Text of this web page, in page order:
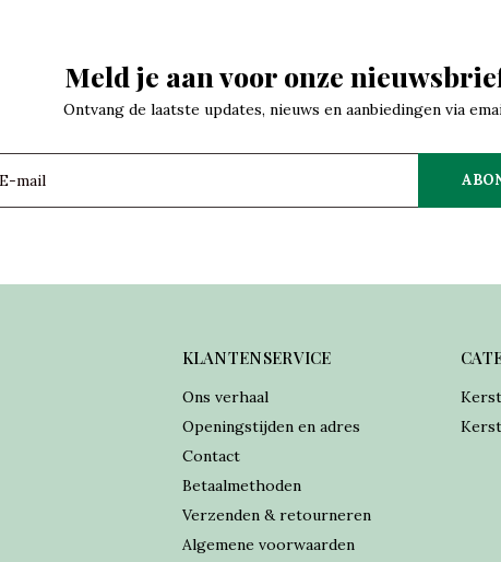
Meld je aan voor onze
Ontvang de laatste updates, nieuws en aanbiedingen via
KLANTENSERVICE
Ons verhaal
Openingstijden en adres
Contact
Betaalmethoden
Verzenden & retourneren
Algemene voorwaarden